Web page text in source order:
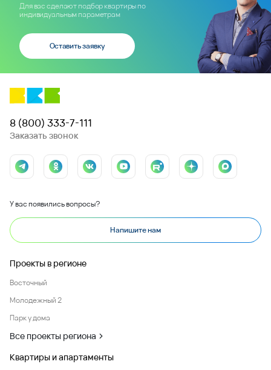
Для вас сделают подбор квартиры по
индивидуальным параметрам
Оставить заявку
8 (800) 333-7-111
Заказать звонок
У вас появились вопросы?
Напишите нам
Проекты в регионе
Восточный
Молодежный 2
Парк у дома
Все проекты региона
Квартиры и апартаменты